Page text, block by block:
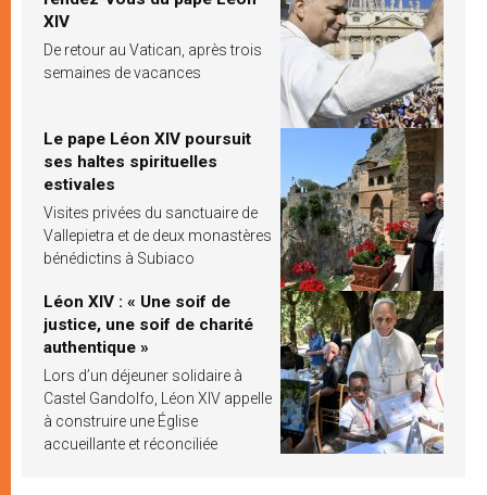
XIV
De retour au Vatican, après trois
semaines de vacances
Le pape Léon XIV poursuit
ses haltes spirituelles
estivales
Visites privées du sanctuaire de
Vallepietra et de deux monastères
bénédictins à Subiaco
Léon XIV : « Une soif de
justice, une soif de charité
authentique »
Lors d’un déjeuner solidaire à
Castel Gandolfo, Léon XIV appelle
à construire une Église
accueillante et réconciliée